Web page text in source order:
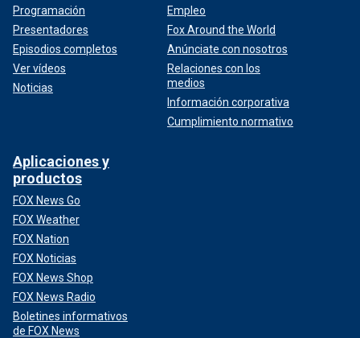
Programación
Presentadores
Episodios completos
Ver vídeos
Noticias
Empleo
Fox Around the World
Anúnciate con nosotros
Relaciones con los
medios
Información corporativa
Cumplimiento normativo
Aplicaciones y
productos
FOX News Go
FOX Weather
FOX Nation
FOX Noticias
FOX News Shop
FOX News Radio
Boletines informativos
de FOX News